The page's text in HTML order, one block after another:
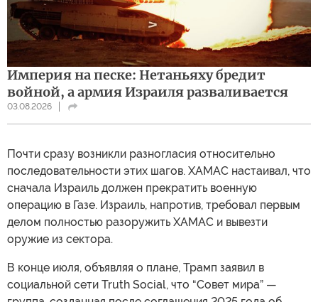
Империя на песке: Нетаньяху бредит
войной, а армия Израиля разваливается
03.08.2026
Почти сразу возникли разногласия относительно
последовательности этих шагов. ХАМАС настаивал, что
сначала Израиль должен прекратить военную
операцию в Газе. Израиль, напротив, требовал первым
делом полностью разоружить ХАМАС и вывезти
оружие из сектора.
В конце июля, объявляя о плане, Трамп заявил в
социальной сети Truth Social, что “Совет мира” —